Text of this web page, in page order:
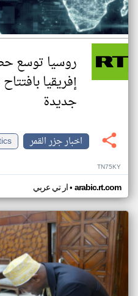
روسيا توسع
جديدة
اخبار جزر القمر
TN75KY
ار تي عربي• arabic.rt.com